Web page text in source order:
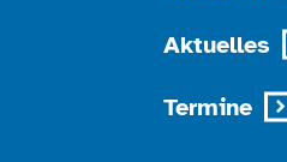
Aktuelles
Termine